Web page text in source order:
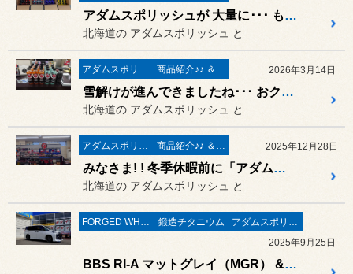
アダムスポリッシュが 大量に･･･ もとい、「引くほど大量に」入荷しました
北海道の アダムスポリッシュ と
アダムスポリッシュ 商品紹介♪♪ ＆ ”フィール”からのお知らせ。 2026年3月14日
雪解けが進んできましたね･･･ おクルマを綺麗にする “アダムスポリッシュ” のカーケアが大量に入荷!! そして「引くほど」多種、大量に 在庫の ご用意もございます♪
北海道の アダムスポリッシュ と
アダムスポリッシュ 商品紹介♪♪ ＆ ”フィール”からのお知らせ。 2025年12月28日
みなさま! ! 冬季休暇前に「アダムスポリッシュの残量」は大丈夫ですか?? 2025年12月29日(月) まで 絶賛営業しております
北海道の アダムスポリッシュ と
FORGED WHEELS 鍛造チタニウム
アダムスポリッシュ
2025年9月25日
BBS RI-A マットグレイ（MGR） & ブリヂストン「レグノ GR-XⅢ TYPE RV」& サンダーボルト ジャパン 鍛造チタニウム ホイールナット の装着作業 ／ トヨタ ノア